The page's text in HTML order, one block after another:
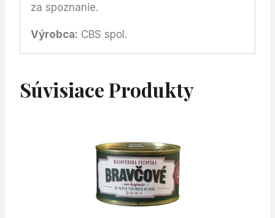
za spoznanie.
Výrobca: CBS spol.
Súvisiace Produkty